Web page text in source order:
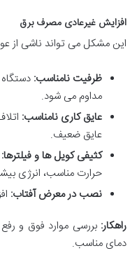
افزایش غیرعادی مصرف برق
این مشکل می تواند ناشی از
ظرفیت نامناسب: دستگاه
مداوم می شود.
عایق کاری نامناسب:
عایق ضعیف.
کثیفی کویل ها و فیلترها:
حرارت مناسب، انرژی
نصب در معرض آفتاب:
راهکار: بررسی موارد فوق و
دمای مناسب.